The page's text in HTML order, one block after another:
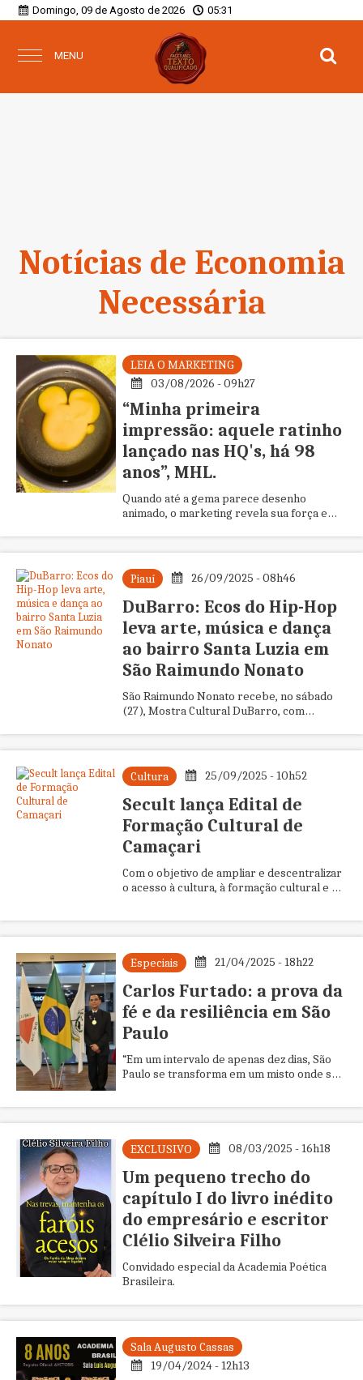
Domingo, 09 de Agosto de 2026 05:31
MENU
Notícias de Economia
Necessária
LEIA O MARKETING
03/08/2026 - 09h27
“Minha primeira
impressão: aquele ratinho
lançado nas HQ's, há 98
anos”, MHL.
Quando até a gema parece desenho
animado, o marketing revela sua força e
café matinal, quando adulto.
Piauí
26/09/2025 - 08h46
DuBarro: Ecos do Hip-Hop
leva arte, música e dança
ao bairro Santa Luzia em
São Raimundo Nonato
São Raimundo Nonato recebe, no sábado
(27), Mostra Cultural DuBarro, com
Cultura 25/09/2025 - 10h52
Secult lança Edital de
Formação Cultural de
Camaçari
Com o objetivo de ampliar e descentralizar
o acesso à cultura, à formação cultural e à
Especiais 21/04/2025 - 18h22
Carlos Furtado: a prova da
fé e da resiliência em São
Paulo
“Em um intervalo de apenas dez dias, São
Paulo se transforma em um misto onde se
EXCLUSIVO 08/03/2025 - 16h18
Um pequeno trecho do
capítulo I do livro inédito
do empresário e escritor
Clélio Silveira Filho
Convidado especial da Academia Poética
Brasileira.
Sala Augusto Cassas
19/04/2024 - 12h13